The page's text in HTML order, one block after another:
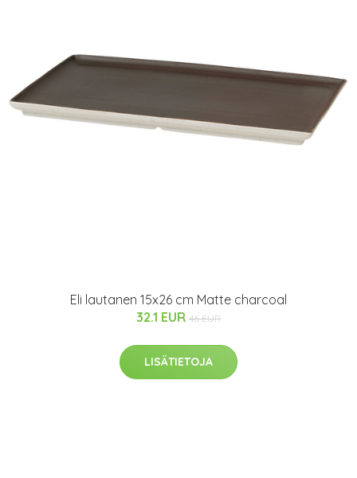
Eli lautanen 15x26 cm Matte charcoal
32.1 EUR 46 EUR
LISÄTIETOJA